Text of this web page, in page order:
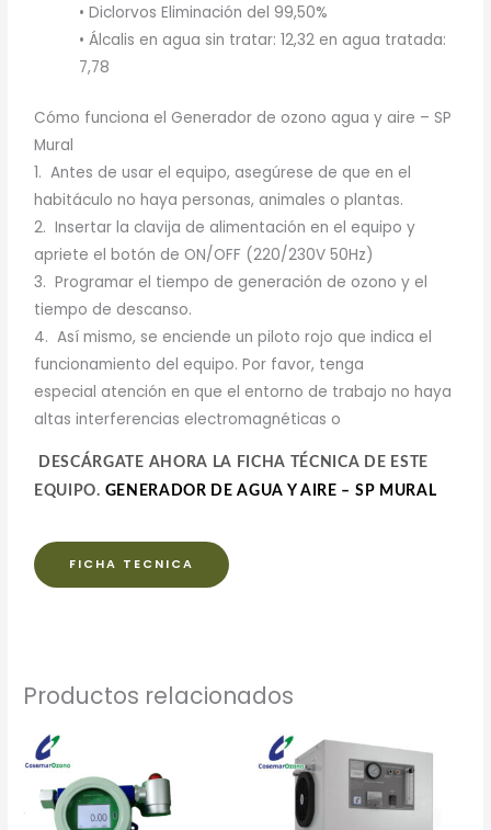
• Diclorvos Eliminación del 99,50%
• Álcalis en agua sin tratar: 12,32 en agua tratada:
7,78
Cómo funciona el Generador de ozono agua y aire – SP
Mural
1. Antes de usar el equipo, asegúrese de que en el
habitáculo no haya personas, animales o plantas.
2. Insertar la clavija de alimentación en el equipo y
apriete el botón de ON/OFF (220/230V 50Hz)
3. Programar el tiempo de generación de ozono y el
tiempo de descanso.
4. Así mismo, se enciende un piloto rojo que indica el
funcionamiento del equipo. Por favor, tenga
especial atención en que el entorno de trabajo no haya
altas interferencias electromagnéticas o
DESCÁRGATE AHORA LA FICHA TÉCNICA DE ESTE
EQUIPO. GENERADOR DE AGUA Y AIRE – SP MURAL
FICHA TECNICA
Productos relacionados